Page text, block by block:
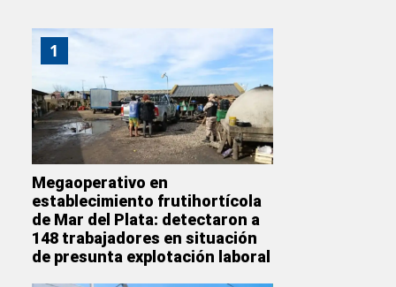
1
Megaoperativo en
establecimiento frutihortícola
de Mar del Plata: detectaron a
148 trabajadores en situación
de presunta explotación laboral